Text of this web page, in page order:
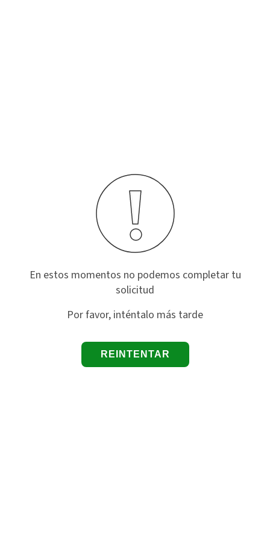
En estos momentos no podemos completar tu
solicitud
Por favor, inténtalo más tarde
REINTENTAR